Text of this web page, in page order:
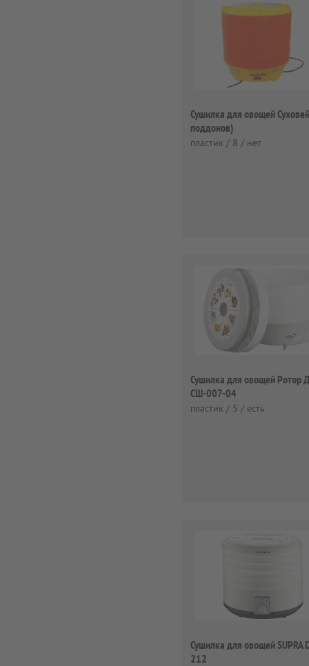
Сушилка для овощей
поддонов)
пластик / 8 / нет
Сушилка для овощей Ротор
СШ-007-04
пластик / 5 / есть
Сушилка для овощей SUPRA
212